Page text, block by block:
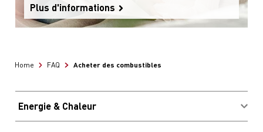
Plus d'informations
Home FAQ Acheter des combustibles
Energie & Chaleur
Acheter des combustibles